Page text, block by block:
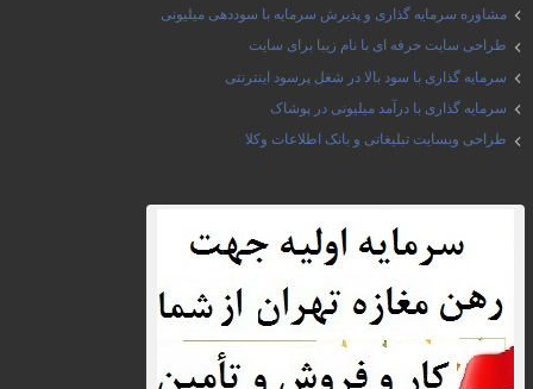
مشاوره سرمایه گذاری و پذیرش سرمایه با سوددهی میلیونی
طراحی سایت حرفه ای با نام زیبا برای سایت
سرمایه گذاری با سود بالا در شغل پرسود اینترنتی
سرمایه گذاری با درآمد میلیونی در پوشاک
طراحی وبسایت تبلیغاتی و بانک اطلاعات وکلا